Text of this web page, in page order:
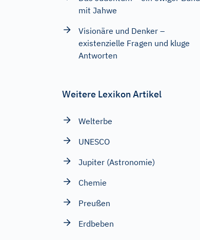
mit Jahwe
Visionäre und Denker –
existenzielle Fragen und kluge
Antworten
Weitere Lexikon Artikel
Welterbe
UNESCO
Jupiter (Astronomie)
Chemie
Preußen
Erdbeben